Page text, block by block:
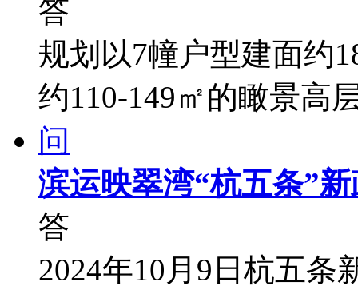
答
规划以7幢户型建面约
约110-149㎡的瞰景高
问
滨运映翠湾“杭五条”
答
2024年10月9日杭五条